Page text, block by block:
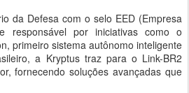
da Defesa com o selo EED (Empresa
responsável por iniciativas como o
primeiro sistema autônomo inteligente
a Kryptus traz para o Link-BR2
fornecendo soluções avançadas que